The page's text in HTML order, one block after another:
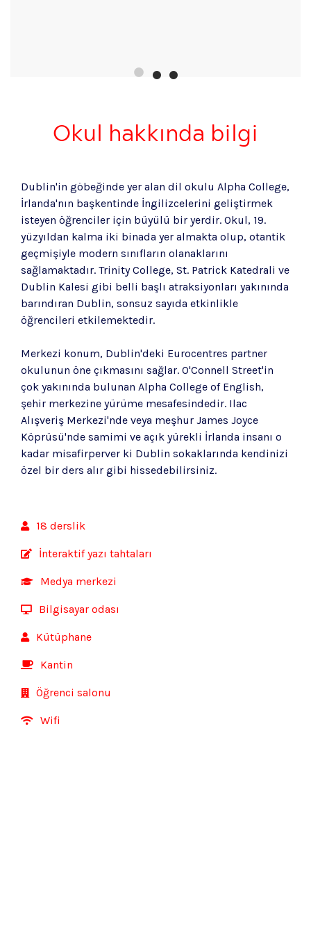
Okul hakkında bilgi
Dublin'in göbeğinde yer alan dil okulu Alpha College,
İrlanda'nın başkentinde İngilizcelerini geliştirmek
isteyen öğrenciler için büyülü bir yerdir. Okul, 19.
yüzyıldan kalma iki binada yer almakta olup, otantik
geçmişiyle modern sınıfların olanaklarını
sağlamaktadır. Trinity College, St. Patrick Katedrali ve
Dublin Kalesi gibi belli başlı atraksiyonları yakınında
barındıran Dublin, sonsuz sayıda etkinlikle
öğrencileri etkilemektedir.
Merkezi konum, Dublin'deki Eurocentres partner
okulunun öne çıkmasını sağlar. O'Connell Street'in
çok yakınında bulunan Alpha College of English,
şehir merkezine yürüme mesafesindedir. Ilac
Alışveriş Merkezi'nde veya meşhur James Joyce
Köprüsü'nde samimi ve açık yürekli İrlanda insanı o
kadar misafirperver ki Dublin sokaklarında kendinizi
özel bir ders alır gibi hissedebilirsiniz.
18 derslik
İnteraktif yazı tahtaları
Medya merkezi
Bilgisayar odası
Kütüphane
Kantin
Öğrenci salonu
Wifi